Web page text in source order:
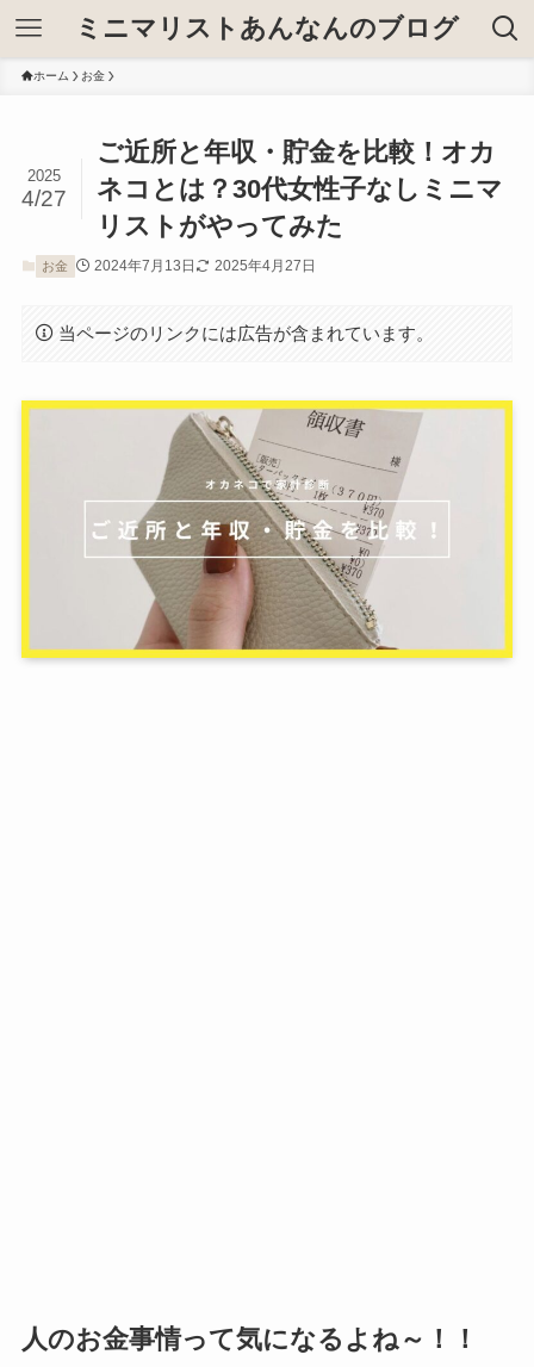
ミニマリストあんなんのブログ
ホーム お金
ご近所と年収・貯金を比較！オカ
ネコとは？30代女性子なしミニマ
リストがやってみた
2025
4/27
お金 2024年7月13日 2025年4月27日
当ページのリンクには広告が含まれています。
人のお金事情って気になるよね～！！